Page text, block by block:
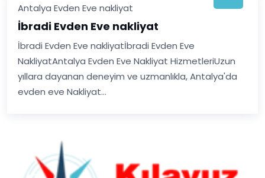
Antalya Evden Eve nakliyat
İbradi Evden Eve nakliyat
İbradi Evden Eve nakliyatİbradi Evden Eve
NakliyatAntalya Evden Eve Nakliyat HizmetleriUzun
yıllara dayanan deneyim ve uzmanlıkla, Antalya'da
evden eve Nakliyat...